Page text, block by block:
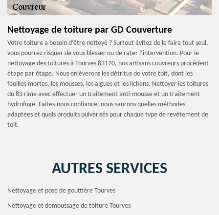
Nettoyage de toiture par GD Couverture
Votre toiture a besoin d’être nettoyé ? Surtout évitez de le faire tout seul,
vous pourrez risquer de vous blesser ou de rater l’intervention. Pour le
nettoyage des toitures à Tourves 83170, nos artisans couvreurs procèdent
étape par étape. Nous enlèverons les détritus de votre toit, dont les
feuilles mortes, les mousses, les algues et les lichens. Nettoyer les toitures
du 83 rime avec effectuer un traitement anti-mousse et un traitement
hydrofuge. Faites-nous confiance, nous saurons quelles méthodes
adaptées et quels produits pulvérisés pour chaque type de revêtement de
toit.
AUTRES SERVICES
Nettoyage et pose de gouttière Tourves
Nettoyage et demoussage de toiture Tourves